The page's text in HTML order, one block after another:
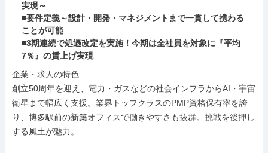
実現～
■要件定義～設計・開発・マネジメントまで一貫して携わる
ことが可能
■3期連続で処遇改定を実施！今期は全社員を対象に『平均
7％』の賃上げ実現
企業・求人の特色
創立50周年を迎え、電力・ガスなどの社会インフラからAI・宇宙
衛星まで幅広く支援。業界トップクラスのPMP資格保有率を誇
り、博多駅前の新築オフィスで働きやすさも抜群。挑戦を後押し
する風土が魅力。